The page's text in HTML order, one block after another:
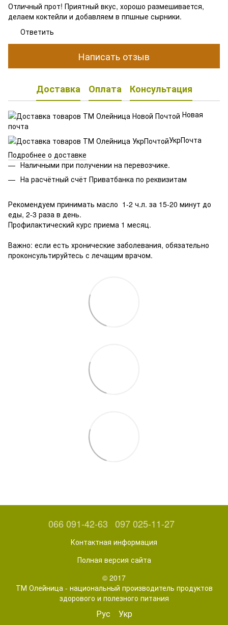
Отличный прот! Приятный вкус, хорошо размешивается,
делаем коктейли и добавляем в ппшные сырники.
Ответить
Написать отзыв
Доставка Оплата Консультация
Новая
почта
УкрПочта
Подробнее о доставке
Наличными при получении на перевозчике.
На расчётный счёт Приватбанка по реквизитам
Рекомендуем принимать масло 1-2 ч.л. за 15-20 минут до
еды, 2-3 раза в день.
Профилактический курс приема 1 месяц.
Важно: если есть хронические заболевания, обязательно
проконсультируйтесь с лечащим врачом.
066 091-42-63 097 025-11-27
Контактная информация
Полная версия сайта
© 2017
ТМ Олейница - национальный производитель продуктов
здорового и полезного питания
Рус Укр